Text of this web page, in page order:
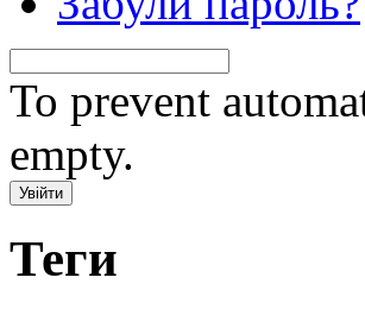
To prevent
empty.
Теги